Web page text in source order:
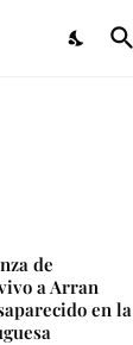
de
a Arran
en la